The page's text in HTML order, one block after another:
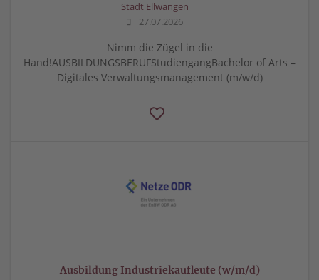
Stadt Ellwangen
27.07.2026
Nimm die Zügel in die
Hand!AUSBILDUNGSBERUFStudiengangBachelor of Arts –
Digitales Verwaltungsmanagement (m/w/d)
Ausbildung Industriekaufleute (w/m/d)